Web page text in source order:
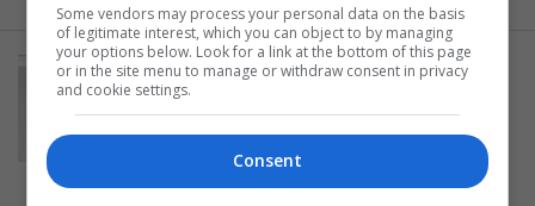
ΑΡΧΑΙΑ ΤΡΑΓΩΔΙΑ
Προμηθέας Δεσμώτης του
Αισχύλου σε σκηνοθεσία Έκτορα
Λυγίζου στην Πειραιώς 260
25.08.2014
Some vendors may process your personal data on the basis
of legitimate interest, which you can object to by managing
your options below. Look for a link at the bottom of this page
or in the site menu to manage or withdraw consent in privacy
and cookie settings.
Consent